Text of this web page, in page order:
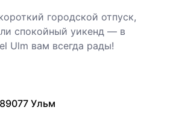
Ульм
городской отпуск,
спокойный уикенд — в
Ulm вам всегда рады!